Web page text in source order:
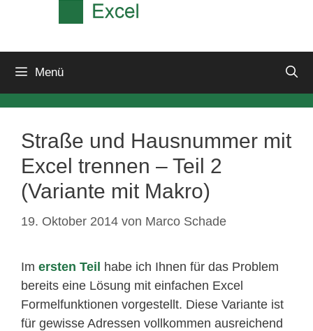
Menü
Straße und Hausnummer mit
Excel trennen – Teil 2
(Variante mit Makro)
19. Oktober 2014 von Marco Schade
Im ersten Teil
habe ich Ihnen für das Problem
bereits eine Lösung mit einfachen Excel
Formelfunktionen vorgestellt. Diese Variante ist
für gewisse Adressen vollkommen ausreichend